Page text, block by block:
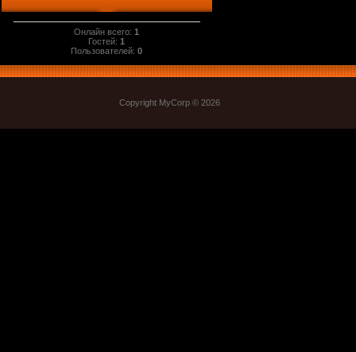
Онлайн всего:1
Гостей:1
Пользователей:0
Copyright MyCorp © 2026